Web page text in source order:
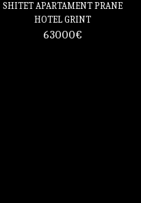
SHITET APARTAMENT PRANE
HOTEL GRINT
63000€